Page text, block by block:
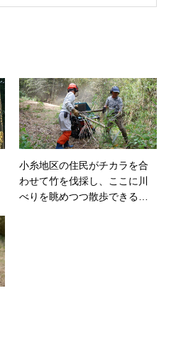
して活動中。趣味はスポーツクラブ
キベース演奏。 eMail:
小糸地区の住民がチカラを合
わせて竹を伐採し、ここに川
べりを眺めつつ散歩できる遊